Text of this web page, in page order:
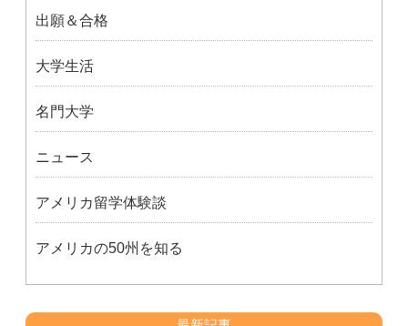
出願＆合格
大学生活
名門大学
ニュース
アメリカ留学体験談
アメリカの50州を知る